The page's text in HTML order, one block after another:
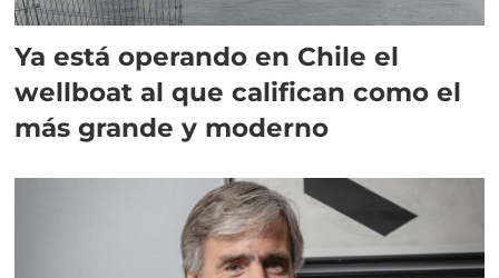
Ya está operando en Chile el
wellboat al que califican como el
más grande y moderno